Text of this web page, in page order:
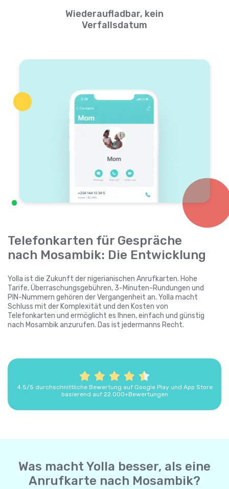
Wiederaufladbar, kein
Verfallsdatum
Telefonkarten für Gespräche
nach Mosambik: Die Entwicklung
Yolla ist die Zukunft der nigerianischen Anrufkarten. Hohe
Tarife, Überraschungsgebühren, 3-Minuten-Rundungen und
PIN-Nummern gehören der Vergangenheit an. Yolla macht
Schluss mit der Komplexität und den Kosten von
Telefonkarten und ermöglicht es Ihnen, einfach und günstig
nach Mosambik anzurufen. Das ist jedermanns Recht.
4.5/5 durchschnittliche Bewertung auf Google Play und App Store
basierend auf 22.000+Bewertungen
Was macht Yolla besser, als eine
Anrufkarte nach Mosambik?